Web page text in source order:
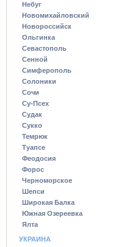
Небуг
Новомихайловский
Новороссийск
Ольгинка
Севастополь
Сенной
Симферополь
Солоники
Сочи
Су-Псех
Судак
Сукко
Темрюк
Туапсе
Феодосия
Форос
Черноморское
Шепси
Широкая Балка
Южная Озереевка
Ялта
УКРАИНА